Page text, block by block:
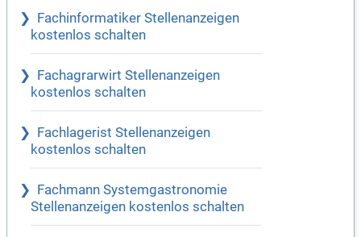
Fachinformatiker Stellenanzeigen
kostenlos schalten
Fachagrarwirt Stellenanzeigen
kostenlos schalten
Fachlagerist Stellenanzeigen
kostenlos schalten
Fachmann Systemgastronomie
Stellenanzeigen kostenlos schalten